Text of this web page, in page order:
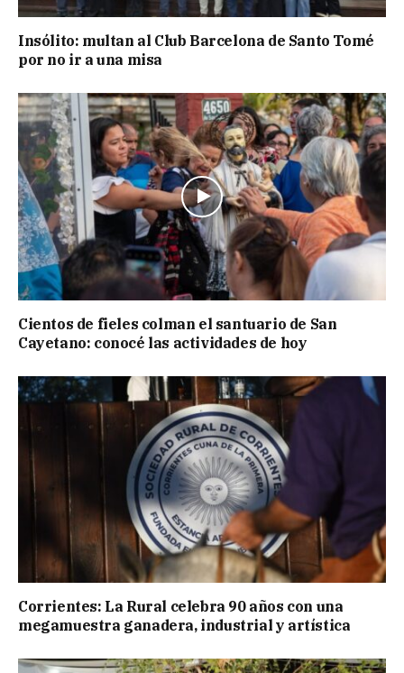
Insólito: multan al Club Barcelona de Santo Tomé
por no ir a una misa
Cientos de fieles colman el santuario de San
Cayetano: conocé las actividades de hoy
Corrientes: La Rural celebra 90 años con una
megamuestra ganadera, industrial y artística